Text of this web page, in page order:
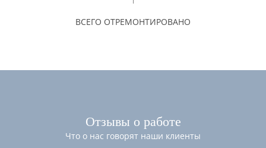
ВСЕГО ОТРЕМОНТИРОВАНО
Отзывы о работе
Что о нас говорят наши клиенты